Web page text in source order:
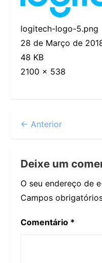
logitech-logo-5.png
28 de Março de
48 KB
2100 × 538
← Anterior
Deixe um
O seu endereço de
Campos
Comentário *